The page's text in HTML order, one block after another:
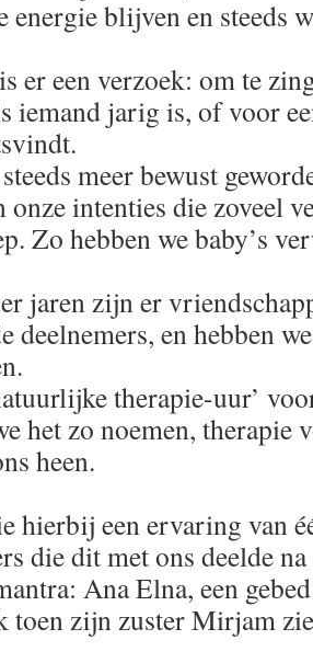
energie blijven en steeds
er een verzoek: om te
iemand jarig is, of voor
meer bewust
onze intenties die zoveel
Zo hebben we baby’s
jaren zijn er
deelnemers, en hebben
therapie-uur’
het zo noemen, therapie
heen.
hierbij een ervaring van
die dit met ons deelde
Ana Elna, een
toen zijn zuster Mirjam